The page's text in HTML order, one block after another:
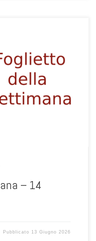
– 14
Pubblicato 13 Giugno 2026